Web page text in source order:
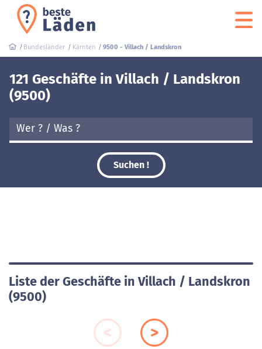
Bundesländer Kärnten 9500 - Villach / Landskron
121 Geschäfte in Villach / Landskron
(9500)
Suchen !
Liste der Geschäfte in Villach / Landskron
(9500)